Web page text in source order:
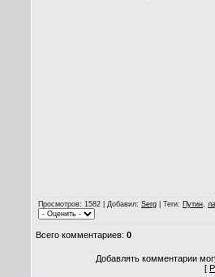
Просмотров: 1582 | Добавил: Serg Теги: Путин
Всего комментариев: 0
Добавлять комментарии
[